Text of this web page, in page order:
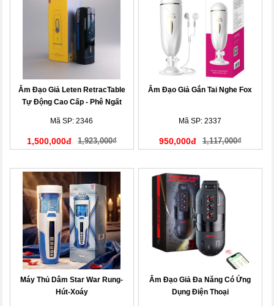
Âm Đạo Giả Leten RetracTable
Tự Động Cao Cấp - Phê Ngất
Mã SP: 2346
1,500,000đ 1,923,000₫
Âm Đạo Giả Gắn Tai Nghe Fox
Mã SP: 2337
950,000đ 1,117,000₫
Máy Thủ Dâm Star War Rung-
Hút-Xoáy
Âm Đạo Giả Đa Năng Có Ứng
Dụng Điện Thoại